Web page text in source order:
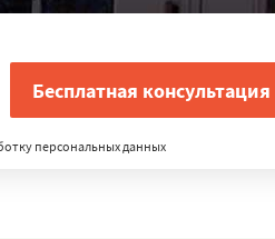
персональных данных